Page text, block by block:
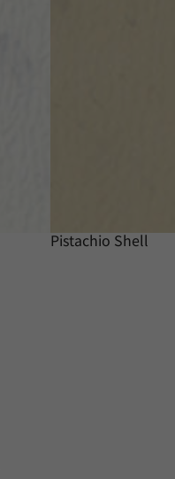
Pistachio Shell